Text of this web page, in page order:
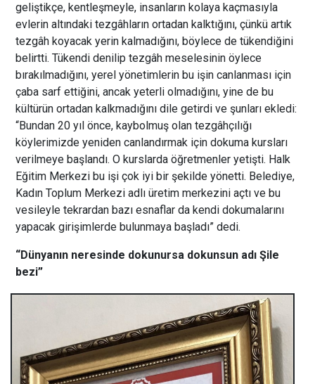
geliştikçe, kentleşmeyle, insanların kolaya kaçmasıyla
evlerin altındaki tezgâhların ortadan kalktığını, çünkü artık
tezgâh koyacak yerin kalmadığını, böylece de tükendiğini
belirtti. Tükendi denilip tezgâh meselesinin öylece
bırakılmadığını, yerel yönetimlerin bu işin canlanması için
çaba sarf ettiğini, ancak yeterli olmadığını, yine de bu
kültürün ortadan kalkmadığını dile getirdi ve şunları ekledi:
“Bundan 20 yıl önce, kaybolmuş olan tezgâhçılığı
köylerimizde yeniden canlandırmak için dokuma kursları
verilmeye başlandı. O kurslarda öğretmenler yetişti. Halk
Eğitim Merkezi bu işi çok iyi bir şekilde yönetti. Belediye,
Kadın Toplum Merkezi adlı üretim merkezini açtı ve bu
vesileyle tekrardan bazı esnaflar da kendi dokumalarını
yapacak girişimlerde bulunmaya başladı” dedi.
“Dünyanın neresinde dokunursa dokunsun adı Şile
bezi”